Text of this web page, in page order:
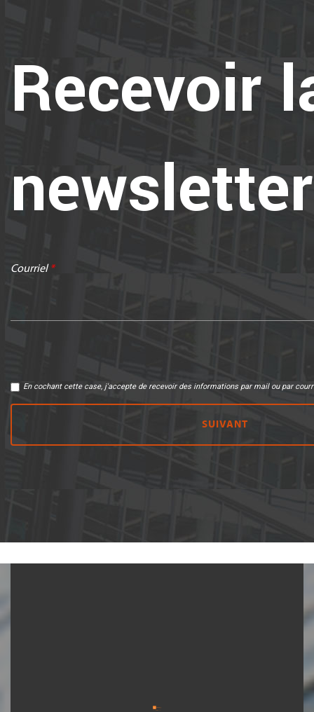
Recevoir
newsletter
Courriel *
En cochant cette case, j'accepte de recevoir des informations par mail ou par
SUIVANT